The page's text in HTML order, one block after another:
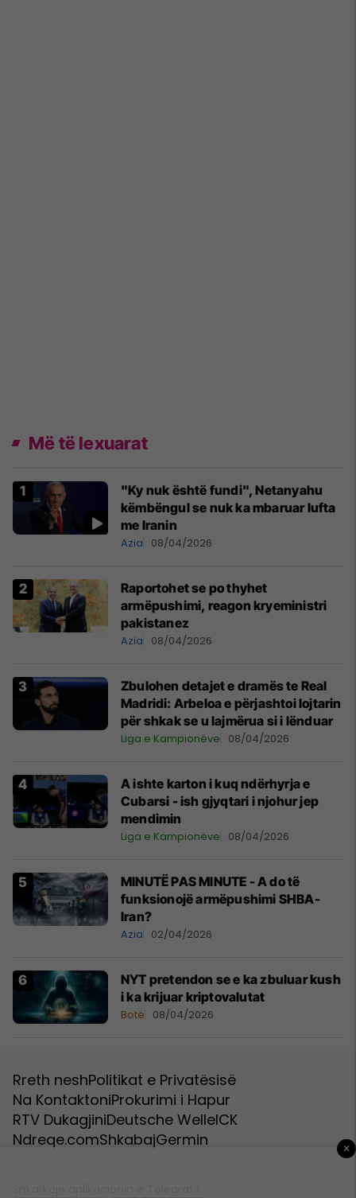
Më të lexuarat
"Ky nuk është fundi", Netanyahu
këmbëngul se nuk ka mbaruar lufta
me Iranin
Azia 08/04/2026
Raportohet se po thyhet
armëpushimi, reagon kryeministri
pakistanez
Azia 08/04/2026
Zbulohen detajet e dramës te Real
Madridi: Arbeloa e përjashtoi lojtarin
për shkak se u lajmërua si i lënduar
Liga e Kampionëve 08/04/2026
A ishte karton i kuq ndërhyrja e
Cubarsi - ish gjyqtari i njohur jep
mendimin
Liga e Kampionëve 08/04/2026
MINUTË PAS MINUTE - A do të
funksionojë armëpushimi SHBA-
Iran?
Azia 02/04/2026
NYT pretendon se e ka zbuluar kush
i ka krijuar kriptovalutat
Botë 08/04/2026
Rreth neshPolitikat e Privatësisë
Na KontaktoniProkurimi i Hapur
RTV DukagjiniDeutsche WelleICK
Ndreqe.comShkabajGermin ×